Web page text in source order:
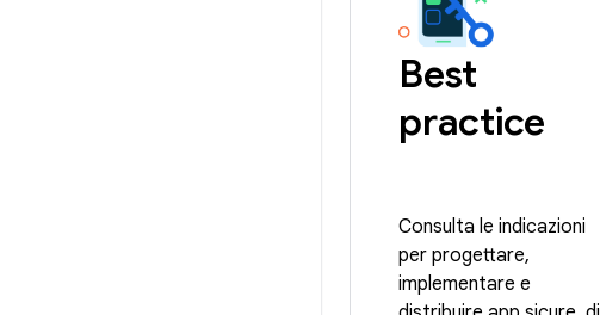
Best
practice
Consulta le indicazioni
per progettare,
implementare e